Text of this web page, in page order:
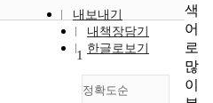
내보내기
내책장담기
한글로보기
정확도순
1
색
어
로
많
이